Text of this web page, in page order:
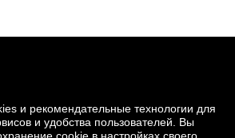
и рекомендательные технологии для
и удобства пользователей. Вы